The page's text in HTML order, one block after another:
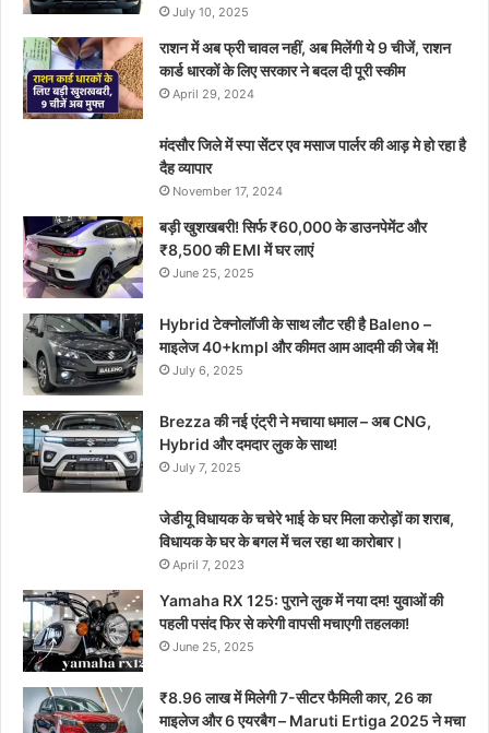
July 10, 2025
राशन में अब फ्री चावल नहीं, अब मिलेंगी ये 9 चीजें, राशन
कार्ड धारकों के लिए सरकार ने बदल दी पूरी स्कीम
April 29, 2024
मंदसौर जिले में स्पा सेंटर एव मसाज पार्लर की आड़ मे हो रहा है
दैह व्यापार
November 17, 2024
बड़ी खुशखबरी! सिर्फ ₹60,000 के डाउनपेमेंट और
₹8,500 की EMI में घर लाएं
June 25, 2025
Hybrid टेक्नोलॉजी के साथ लौट रही है Baleno –
माइलेज 40+kmpl और कीमत आम आदमी की जेब में!
July 6, 2025
Brezza की नई एंट्री ने मचाया धमाल – अब CNG,
Hybrid और दमदार लुक के साथ!
July 7, 2025
जेडीयू विधायक के चचेरे भाई के घर मिला करोड़ों का शराब,
विधायक के घर के बगल में चल रहा था कारोबार।
April 7, 2023
Yamaha RX 125: पुराने लुक में नया दम! युवाओं की
पहली पसंद फिर से करेगी वापसी मचाएगी तहलका!
June 25, 2025
₹8.96 लाख में मिलेगी 7-सीटर फैमिली कार, 26 का
माइलेज और 6 एयरबैग – Maruti Ertiga 2025 ने मचा